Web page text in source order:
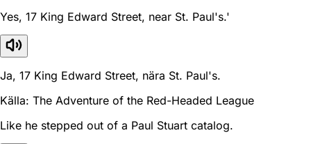
Yes, 17 King Edward Street, near St. Paul's.'
Ja, 17 King Edward Street, nära St. Paul's.
Källa: The Adventure of the Red-Headed League
Like he stepped out of a Paul Stuart catalog.